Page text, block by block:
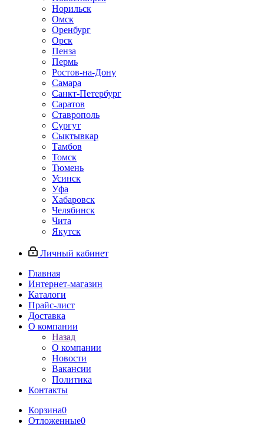
Норильск
Омск
Оренбург
Орск
Пенза
Пермь
Ростов-на-Дону
Самара
Санкт-Петербург
Саратов
Ставрополь
Сургут
Сыктывкар
Тамбов
Томск
Тюмень
Усинск
Уфа
Хабаровск
Челябинск
Чита
Якутск
Личный кабинет
Главная
Интернет-магазин
Каталоги
Прайс-лист
Доставка
О компании
Назад
О компании
Новости
Вакансии
Политика
Контакты
Корзина0
Отложенные0